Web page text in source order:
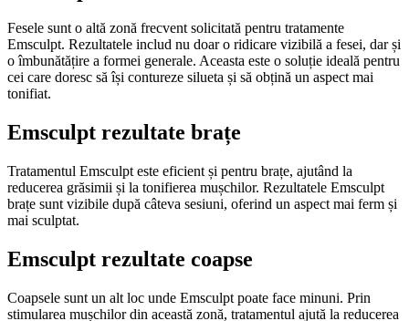
Fesele sunt o altă zonă frecvent solicitată pentru tratamente
Emsculpt. Rezultatele includ nu doar o ridicare vizibilă a fesei, dar și
o îmbunătățire a formei generale. Aceasta este o soluție ideală pentru
cei care doresc să își contureze silueta și să obțină un aspect mai
tonifiat.
Emsculpt rezultate brațe
Tratamentul Emsculpt este eficient și pentru brațe, ajutând la
reducerea grăsimii și la tonifierea mușchilor. Rezultatele Emsculpt
brațe sunt vizibile după câteva sesiuni, oferind un aspect mai ferm și
mai sculptat.
Emsculpt rezultate coapse
Coapsele sunt un alt loc unde Emsculpt poate face minuni. Prin
stimularea mușchilor din această zonă, tratamentul ajută la reducerea